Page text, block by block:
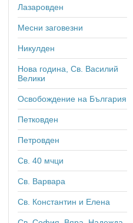
Лазаровден
Месни заговезни
Никулден
Нова година, Св. Василий
Велики
Освобождение на България
Петковден
Петровден
Св. 40 мчци
Св. Варвара
Св. Константин и Елена